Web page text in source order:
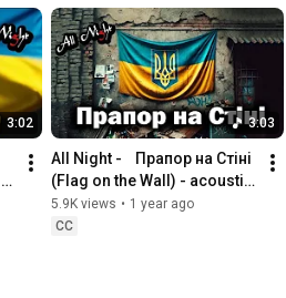
3:02 3:03
All Night -    Прапор на Стіні
(Flag on the Wall) - acoustic
version
5.9K views • 1 year ago
CC